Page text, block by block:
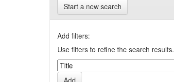
Start a new search
Add filters:
Use filters to refine the search results.